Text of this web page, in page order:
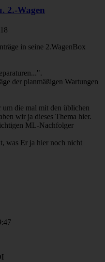
2.-Wagen
in seine 2.WagenBox
der planmäßigen Wartungen
um die mal mit den üblichen
wir ja dieses Thema hier.
ML-Nachfolger
was Er ja hier noch nicht